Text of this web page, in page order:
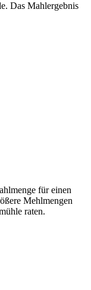
Das Mahlergebnis
für einen
Mehlmengen
raten.